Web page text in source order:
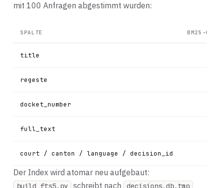
mit 100 Anfragen abgestimmt wurden:
SPALTE BM25-
title
regeste
docket_number
full_text
court / canton / language / decision_id
Der Index wird atomar neu aufgebaut:
build_fts5.py schreibt nach decisions.db.tmp